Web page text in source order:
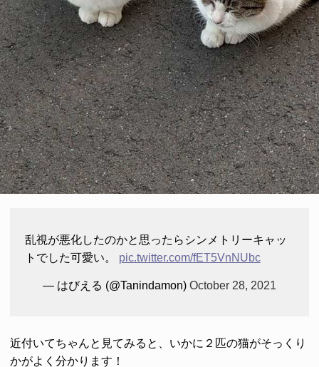
乱視が悪化したのかと思ったらシンメトリーキャッ
トでした可愛い。 pic.twitter.com/fET5VnNUbc
— はびえる (@Tanindamon) October 28, 2021
近付いてちゃんと見てみると、いかに２匹の猫がそっくり
かがよく分かります！